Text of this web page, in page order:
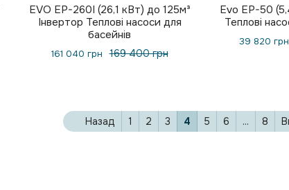
EVO EP-260I (26,1 кВт) до 125м³
Інвертор Теплові насоси для
басейнів
169 400 грн
161 040 грн
Evo EP-50
Теплові
39 820 грн
Назад 1 2 3 4 5 6 ... 8